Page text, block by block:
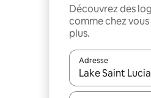
Découvrez des
comme chez
plus.
Adresse
Lorsque les